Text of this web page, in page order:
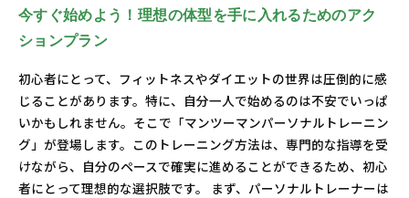
今すぐ始めよう！理想の体型を手に入れるためのアク
ションプラン
初心者にとって、フィットネスやダイエットの世界は圧倒的に感
じることがあります。特に、自分一人で始めるのは不安でいっぱ
いかもしれません。そこで「マンツーマンパーソナルトレーニン
グ」が登場します。このトレーニング方法は、専門的な指導を受
けながら、自分のペースで確実に進めることができるため、初心
者にとって理想的な選択肢です。 まず、パーソナルトレーナーは